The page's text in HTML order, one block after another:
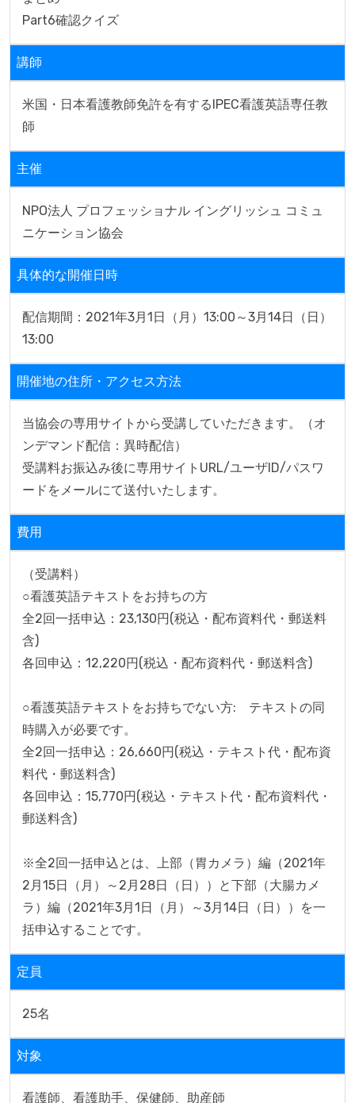
講師
米国・日本看護教師免許を有するIPEC看護英語専任教
師
主催
NPO法人 プロフェッショナル イングリッシュ コミュ
ニケーション協会
具体的な開催日時
配信期間：2021年3月1日（月）13:00～3月14日（日）
開催地の住所・アクセス方法
当協会の専用サイトから受講していただきます。（オ
ンデマンド配信：異時配信）
受講料お振込み後に専用サイトURL/ユーザID/パスワ
ードをメールにて送付いたします。
費用
（受講料）
○看護英語テキストをお持ちの方
全2回一括申込：23,130円(税込・配布資料代・郵送料
含)
各回申込：12,220円(税込・配布資料代・郵送料含)
○看護英語テキストをお持ちでない方:　テキストの同
時購入が必要です。
全2回一括申込：26,660円(税込・テキスト代・配布資
料代・郵送料含)
各回申込：15,770円(税込・テキスト代・配布資料代・
郵送料含)
※全2回一括申込とは、上部（胃カメラ）編（2021年
2月15日（月）～2月28日（日））と下部（大腸カメ
ラ）編（2021年3月1日（月）～3月14日（日））を一
括申込することです。
定員
25名
対象
看護師、看護助手、保健師、助産師